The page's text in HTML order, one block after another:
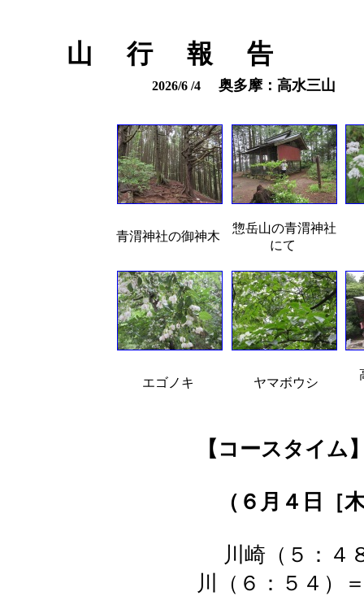
山 行 報 告
2026/6 /4 奥多摩：高水三山
青渭神社の御神木
惣岳山の青渭神社
にて
エゴノキ ヤマボウシ
【コースタイム
（６月４日［
川崎（５：４
川（６：５４）